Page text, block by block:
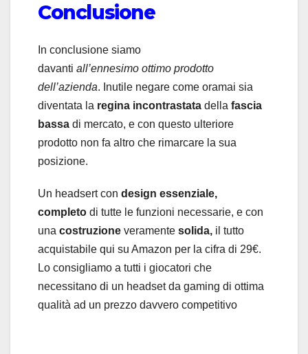
Conclusione
In conclusione siamo
davanti all’ennesimo ottimo prodotto
dell’azienda. Inutile negare come oramai sia
diventata la regina incontrastata della fascia
bassa di mercato, e con questo ulteriore
prodotto non fa altro che rimarcare la sua
posizione.
Un headsert con design essenziale,
completo di tutte le funzioni necessarie, e con
una costruzione veramente solida, il tutto
acquistabile qui su Amazon per la cifra di 29€.
Lo consigliamo a tutti i giocatori che
necessitano di un headset da gaming di ottima
qualità ad un prezzo davvero competitivo